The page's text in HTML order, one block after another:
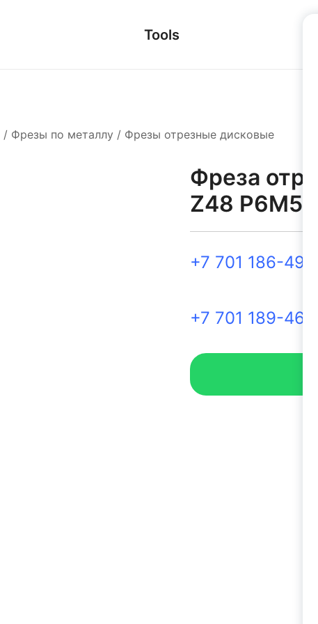
Tools
/ Фрезы по металлу / Фрезы отрезные дисковые
Фреза
Z48 Р6М5
+7 701 186-49-
+7 701 189-46-